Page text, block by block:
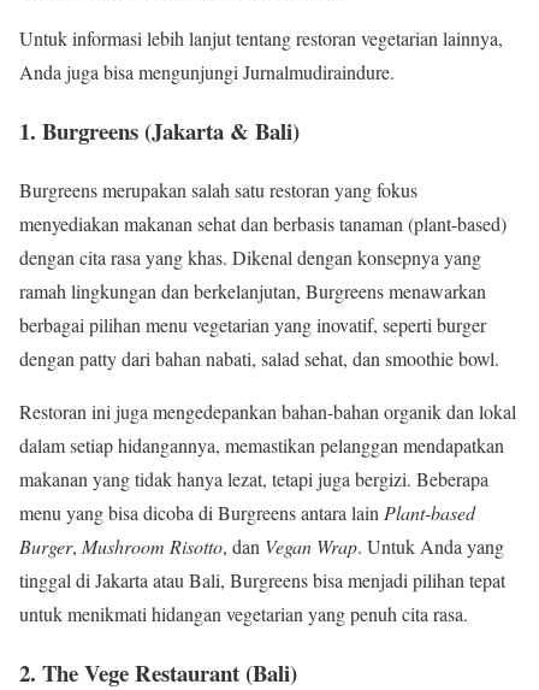
Untuk informasi lebih lanjut tentang restoran vegetarian lainnya,
Anda juga bisa mengunjungi Jurnalmudiraindure.
1. Burgreens (Jakarta & Bali)
Burgreens merupakan salah satu restoran yang fokus
menyediakan makanan sehat dan berbasis tanaman (plant-based)
dengan cita rasa yang khas. Dikenal dengan konsepnya yang
ramah lingkungan dan berkelanjutan, Burgreens menawarkan
berbagai pilihan menu vegetarian yang inovatif, seperti burger
dengan patty dari bahan nabati, salad sehat, dan smoothie bowl.
Restoran ini juga mengedepankan bahan-bahan organik dan lokal
dalam setiap hidangannya, memastikan pelanggan mendapatkan
makanan yang tidak hanya lezat, tetapi juga bergizi. Beberapa
menu yang bisa dicoba di Burgreens antara lain Plant-based
Burger, Mushroom Risotto, dan Vegan Wrap. Untuk Anda yang
tinggal di Jakarta atau Bali, Burgreens bisa menjadi pilihan tepat
untuk menikmati hidangan vegetarian yang penuh cita rasa.
2. The Vege Restaurant (Bali)